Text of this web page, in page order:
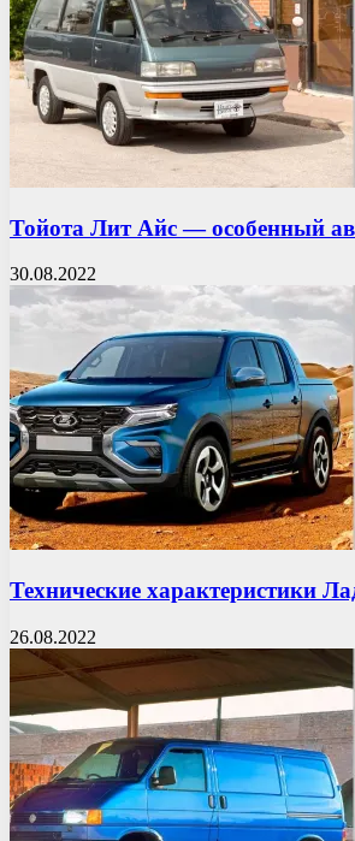
Тойота Лит Айс — особенный
30.08.2022
Технические характеристики
26.08.2022